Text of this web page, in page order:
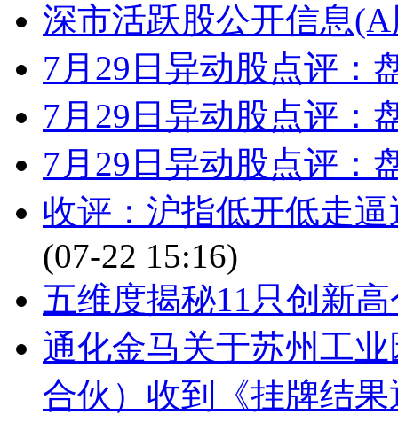
深市活跃股公开信息
7月29日异动股点评：
7月29日异动股点评：
7月29日异动股点评：
收评：沪指低开低走
(07-22 15:16)
五维度揭秘11只创
通化金马关于苏州工
合伙）收到《挂牌结